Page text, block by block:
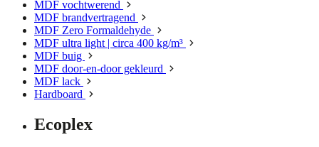
MDF vochtwerend
MDF brandvertragend
MDF Zero Formaldehyde
MDF ultra light | circa 400 kg/m³
MDF buig
MDF door-en-door gekleurd
MDF lack
Hardboard
Ecoplex